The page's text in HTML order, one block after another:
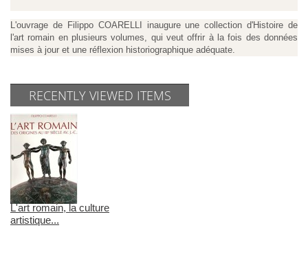
L'ouvrage de Filippo COARELLI inaugure une collection d'Histoire de
l'art romain en plusieurs volumes, qui veut offrir à la fois des données
mises à jour et une réflexion historiographique adéquate.
RECENTLY VIEWED ITEMS
L'art romain, la culture
artistique...